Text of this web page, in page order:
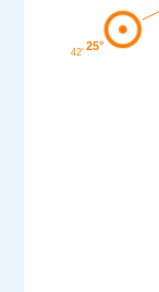
25°
42'